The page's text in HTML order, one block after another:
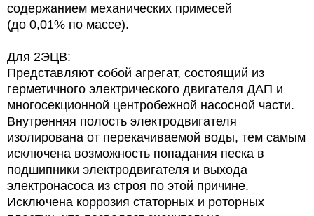
содержанием механических примесей
(до 0,01% по массе).
Для 2ЭЦВ:
Представляют собой агрегат, состоящий из
герметичного электрического двигателя ДАП и
многосекционной центробежной насосной части.
Внутренняя полость электродвигателя
изолирована от перекачиваемой воды, тем самым
исключена возможность попадания песка в
подшипники электродвигателя и выхода
электронасоса из строя по этой причине.
Исключена коррозия статорных и роторных